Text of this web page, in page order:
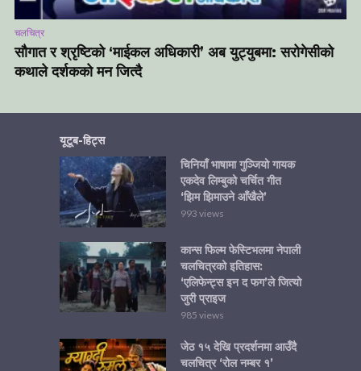
चलचित्र
सौगात र श्रृष्टिको ‘माईकल अधिकारी’ अब युट्युबमा: सरोगेसीको
कथाले दर्शकको मन जित्दै
यूटूब-हिट्स
चिनियाँ भाषामा गुञ्जियो गायक
एकदेव लिम्बुको चर्चित गीत
‘झिम झिमाउने आँखैले’
993 views
कान्स फिल्म फेस्टिभलमा नेपाली
चलचित्रको इतिहास:
‘एलिफेन्ट्स इन द फग’ले जित्यो
जुरी प्राइज
985 views
जेठ १५ देखि प्रदर्शनमा आउँदै
चलचित्र ‘रोल नम्बर १’